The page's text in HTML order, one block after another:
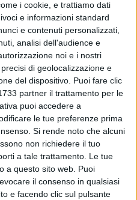
i cookie, e trattiamo dati
e informazioni standard
e contenuti personalizzati,
analisi dell'audience e
noi e i nostri
di geolocalizzazione e
del dispositivo. Puoi fare clic
partner il trattamento per le
puoi accedere a
le tue preferenze prima
Si rende noto che alcuni
non richiedere il tuo
a tale trattamento. Le tue
a questo sito web. Puoi
il consenso in qualsiasi
e facendo clic sul pulsante
perché la struttura non
di un custode chiunque ha
nostra richiesta di
i solleciti, non abbiamo
Azione Trani ha deciso
tramite un drone che ha
l'intera struttura sportiva in
manto erboso ovvero lo
comunale e
ai tranesi liberi